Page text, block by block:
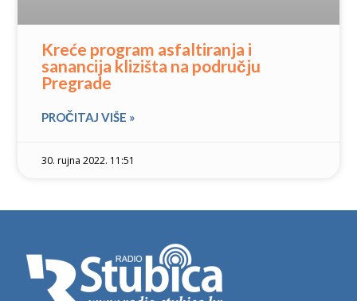
Kreće program asfaltiranja i
sanancija klizišta na području
Pregrade
PROČITAJ VIŠE »
30. rujna 2022. 11:51